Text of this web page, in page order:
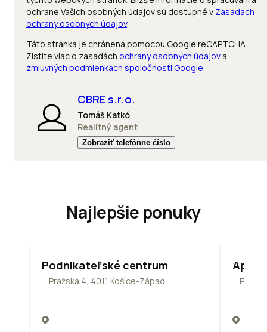
ochrane Vašich osobných údajov sú dostupné v Zásadách
ochrany osobných údajov.
Táto stránka je chránená pomocou Google reCAPTCHA.
Zistite viac o zásadách ochrany osobných údajov a
zmluvných podmienkach spoločnosti Google.
CBRE s.r.o.
Tomáš Katkó
Realitný agent
Zobraziť telefónne číslo
Najlepšie ponuky
ODPORÚČAME
Podnikateľské centrum
Pražská 4, 4011 Košice-Západ
TOP